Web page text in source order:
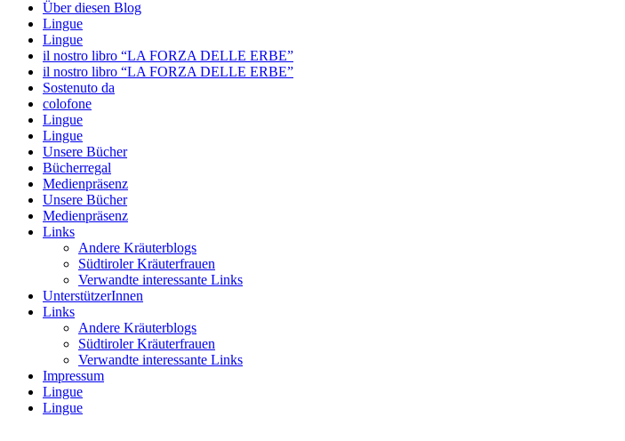
Über diesen Blog
Lingue
Lingue
il nostro libro “LA FORZA DELLE ERBE”
il nostro libro “LA FORZA DELLE ERBE”
Sostenuto da
colofone
Lingue
Lingue
Unsere Bücher
Bücherregal
Medienpräsenz
Unsere Bücher
Medienpräsenz
Links
Andere Kräuterblogs
Südtiroler Kräuterfrauen
Verwandte interessante Links
UnterstützerInnen
Links
Andere Kräuterblogs
Südtiroler Kräuterfrauen
Verwandte interessante Links
Impressum
Lingue
Lingue